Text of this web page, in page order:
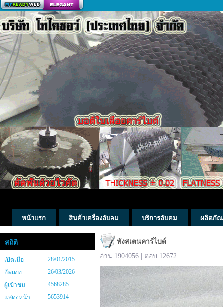
สร้างเว็บ
หน้าแรก สินค้าเครื่องลับคม บริการลับคม ผลิตภัณ
สถิติ
เปิดเมื่อ
28/01/2015
อัพเดท
26/03/2026
ผู้เข้าชม
4568285
แสดงหน้า
5653914
ทังสเตนคาร์ไบด์
อ่าน 1904056 | ตอบ 12672